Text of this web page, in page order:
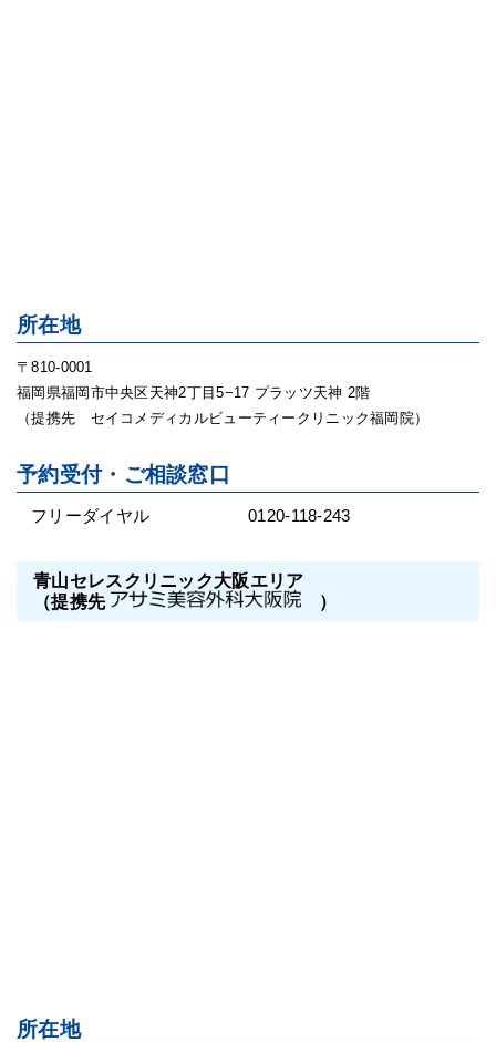
所在地
〒810-0001
福岡県福岡市中央区天神2丁目5−17 プラッツ天神 2階
（提携先 セイコメディカルビューティークリニック福岡院）
予約受付・ご相談窓口
フリーダイヤル 0120-118-243
青山セレスクリニック大阪エリア
（提携先
）
所在地